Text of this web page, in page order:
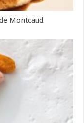
Montcaud